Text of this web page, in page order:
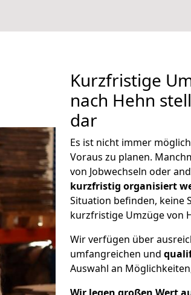
Kurzfristige
nach Hehn
dar
Es ist nicht immer
Voraus zu planen.
von Jobwechseln oder
kurzfristig organisiert
Situation befinden, keine
kurzfristige Umzüge von
Wir verfügen über
umfangreichen und
Auswahl an